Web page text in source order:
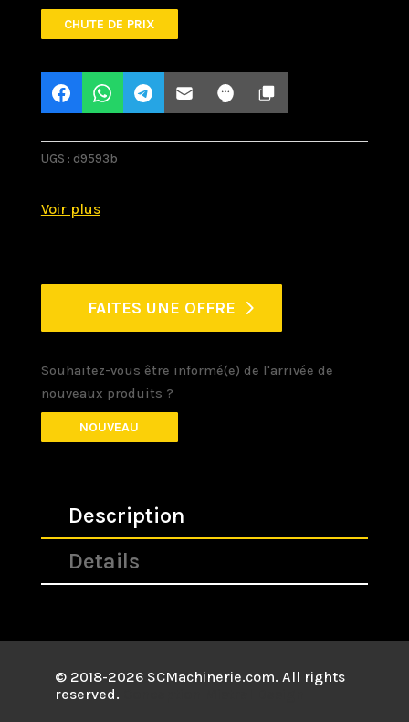
CHUTE DE PRIX
UGS : d9593b
FAITES UNE OFFRE
Souhaitez-vous être informé(e) de l'arrivée de
nouveaux produits ?
NOUVEAU
Description
Details
© 2018-2026 SCMachinerie.com. All rights
reserved.